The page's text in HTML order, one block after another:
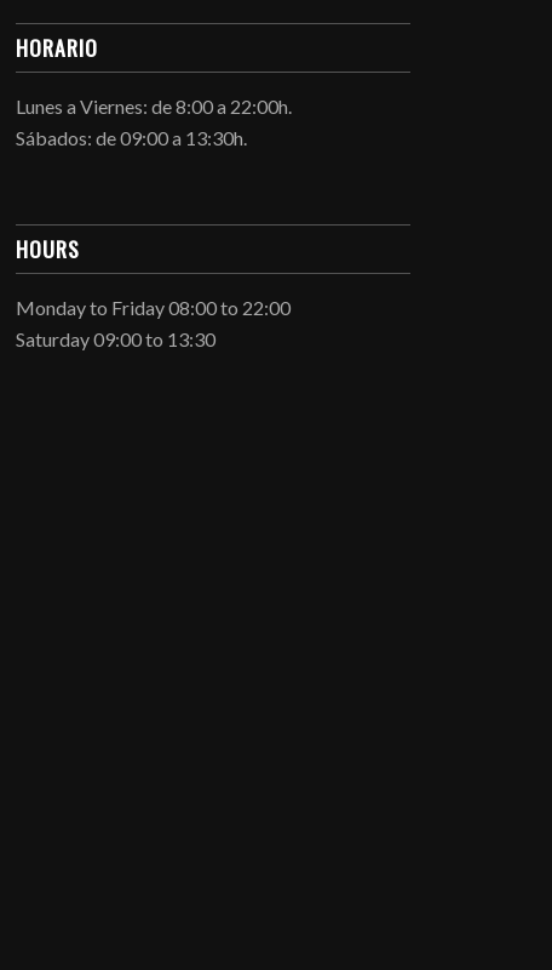
HORARIO
Lunes a Viernes: de 8:00 a 22:00h.
Sábados: de 09:00 a 13:30h.
HOURS
Monday to Friday 08:00 to 22:00
Saturday 09:00 to 13:30